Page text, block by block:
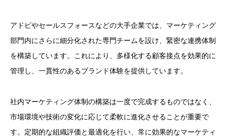
アドビやセールスフォースなどの大手企業では、マーケティング
部門内にさらに細分化された専門チームを設け、緊密な連携体制
を構築しています。これにより、多様化する顧客接点を効果的に
管理し、一貫性のあるブランド体験を提供しています。
社内マーケティング体制の構築は一度で完成するものではなく、
市場環境や技術の変化に応じて柔軟に進化させることが重要で
す。定期的な組織評価と最適化を行い、常に効果的なマーケティ